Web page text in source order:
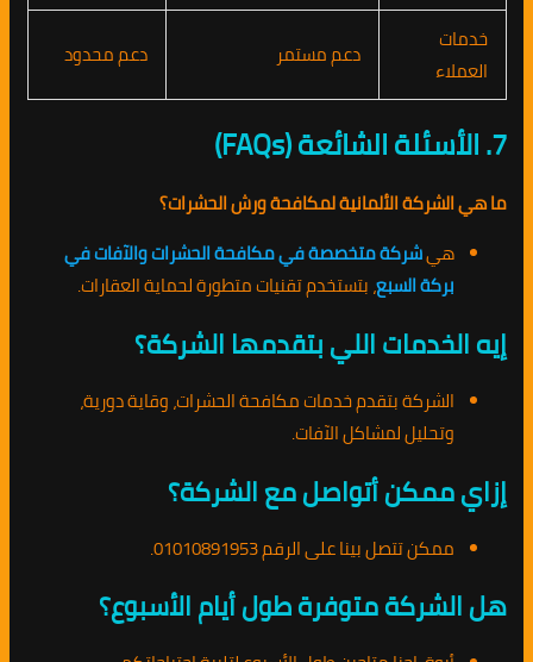
خدمات
العملاء
دعم مستمر دعم محدود
7. الأسئلة الشائعة (FAQs)
ما هي الشركة الألمانية لمكافحة ورش الحشرات؟
هيشركة متخصصة في مكافحة الحشرات والآفات في
بركة السبع، بتستخدم تقنيات متطورة لحماية العقارات.
إيه الخدمات اللي بتقدمها الشركة؟
الشركة بتقدم خدمات مكافحة الحشرات، وقاية دورية،
وتحليل لمشاكل الآفات.
إزاي ممكن أتواصل مع الشركة؟
ممكن تتصل بينا على الرقم 01010891953.
هل الشركة متوفرة طول أيام الأسبوع؟